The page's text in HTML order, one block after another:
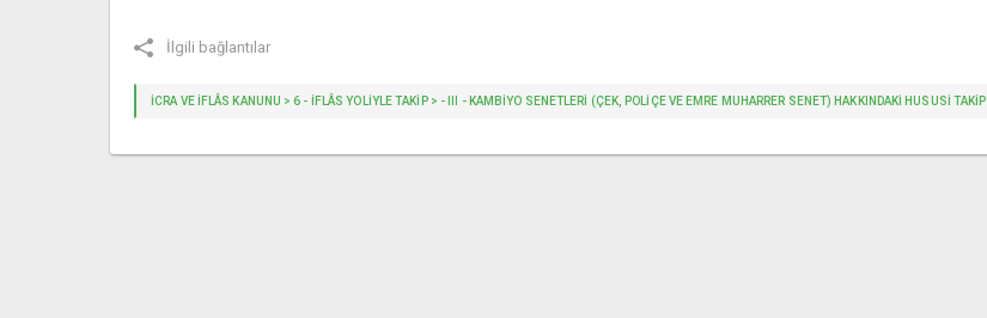
İlgili bağlantılar
İCRA VE İFLÂS KANUNU > 6 - İFLÂS YOLIYLE TAKIP > - III - KAMBİYO SENETLERİ (ÇEK, POLİÇE VE EMRE MUHARRER SENET) HAKKINDAKİ HUSUSİ